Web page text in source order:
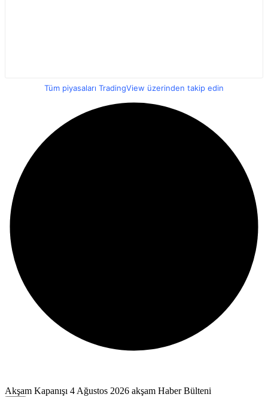
Tüm piyasaları TradingView üzerinden takip edin
Akşam Kapanışı 4 Ağustos 2026 akşam Haber Bülteni